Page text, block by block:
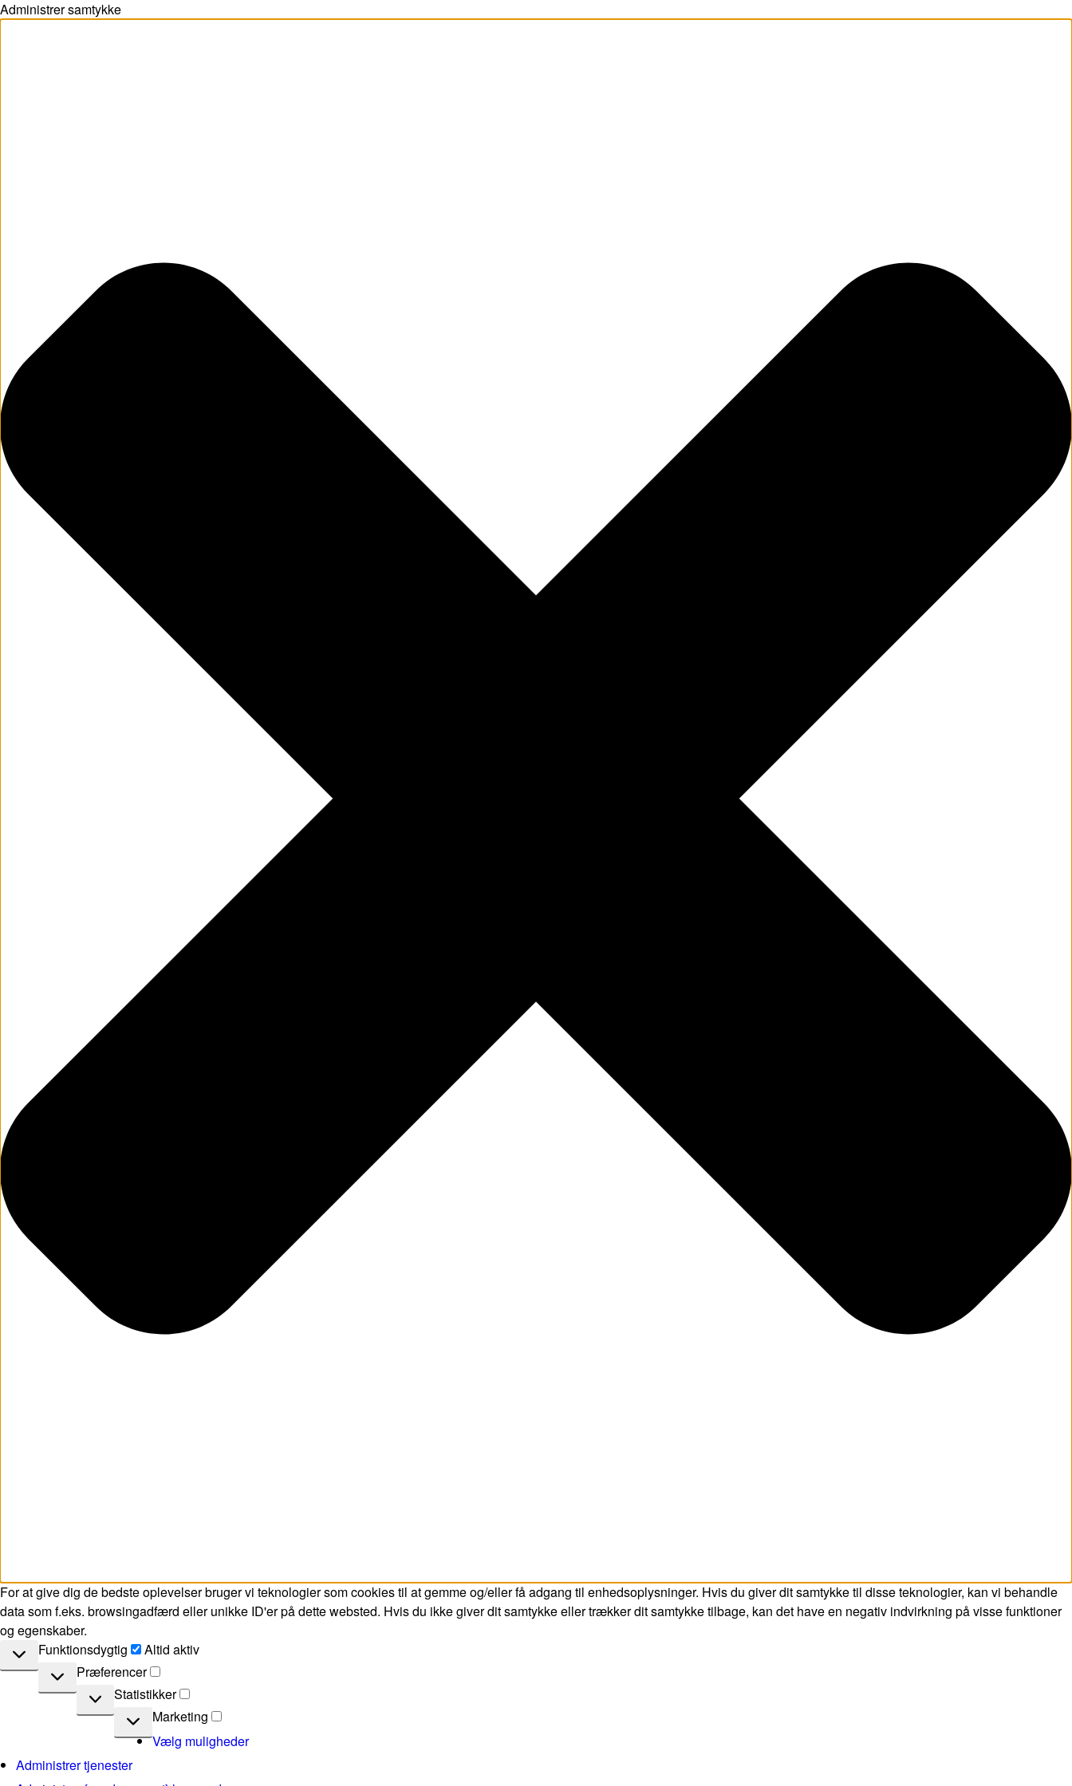
Administrer samtykke
For at give dig de bedste oplevelser bruger vi teknologier som cookies til at gemme og/eller få adgang til enhedsoplysninger. Hvis du giver dit samtykke til disse teknologier, kan vi behandle
data som f.eks. browsingadfærd eller unikke ID'er på dette websted. Hvis du ikke giver dit samtykke eller trækker dit samtykke tilbage, kan det have en negativ indvirkning på visse funktioner
og egenskaber.
Funktionsdygtig
Funktionsdygtig
Altid aktiv
Præferencer
Præferencer
Statistikker
Statistikker
Marketing
Marketing
Vælg muligheder
Administrer tjenester